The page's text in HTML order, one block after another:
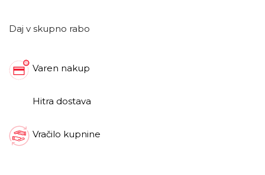
Daj v skupno rabo
Varen nakup
Hitra dostava
Vračilo kupnine